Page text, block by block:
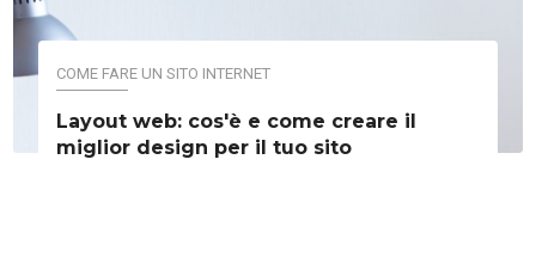
COME FARE UN SITO INTERNET
Layout web: cos'è e come creare il
miglior design per il tuo sito